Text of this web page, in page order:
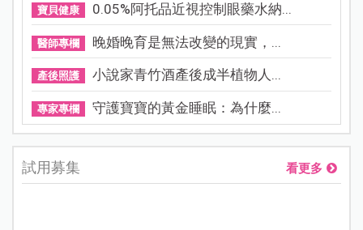
寶貝健康 0.05%阿托品近視控制眼藥水納...
醫師專欄 晚婚晚育是無法改變的現實，...
產後照護 小說家青竹酒產後成半植物人...
專家專欄 守護寶寶的黃金睡眠：為什麼...
試用募集 看更多